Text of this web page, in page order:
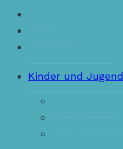
Kinder und Jugend